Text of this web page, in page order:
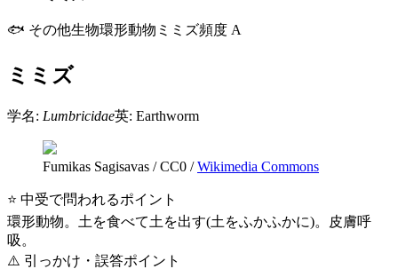
🐟 その他生物環形動物 ミミズ頻度 A
ミミズ
学名: Lumbricidae英: Earthworm
Fumikas Sagisavas /CC0 / Wikimedia Commons
⭐ 中受で問われるポイント
環形動物。土を食べて土を出す(土をふかふかに)。皮膚呼
吸。
⚠️ 引っかけ・誤答ポイント